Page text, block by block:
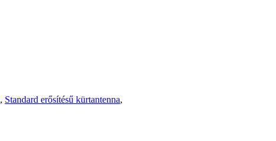
, Standard erősítésű kürtantenna,